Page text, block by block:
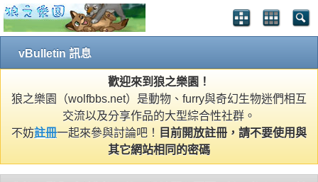
vBulletin 訊息
歡迎來到狼之樂園！
狼之樂園（wolfbbs.net）是動物、furry與奇幻生物迷們相互
交流以及分享作品的大型綜合性社群。
不妨註冊一起來參與討論吧！
目前開放註冊，請不要使用與
其它網站相同的密碼